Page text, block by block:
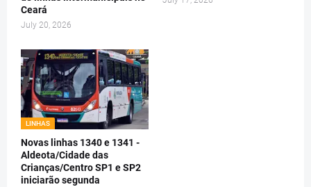
Ceará
July 20, 2026
LINHAS
Novas linhas 1340 e 1341 -
Aldeota/Cidade das
Crianças/Centro SP1 e SP2
iniciarão segunda